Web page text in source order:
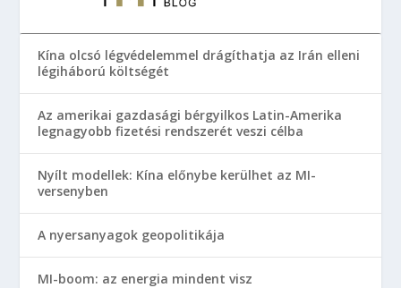
Kína olcsó légvédelemmel drágíthatja az Irán elleni
légiháború költségét
Az amerikai gazdasági bérgyilkos Latin-Amerika
legnagyobb fizetési rendszerét veszi célba
Nyílt modellek: Kína előnybe kerülhet az MI-
versenyben
A nyersanyagok geopolitikája
MI-boom: az energia mindent visz